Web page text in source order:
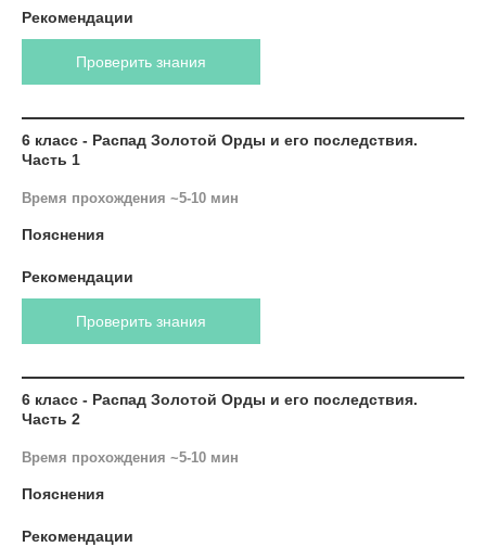
Рекомендации
Проверить знания
6 класс - Распад Золотой Орды и его последствия.
Часть 1
Время прохождения ~5-10 мин
Пояснения
Рекомендации
Проверить знания
6 класс - Распад Золотой Орды и его последствия.
Часть 2
Время прохождения ~5-10 мин
Пояснения
Рекомендации